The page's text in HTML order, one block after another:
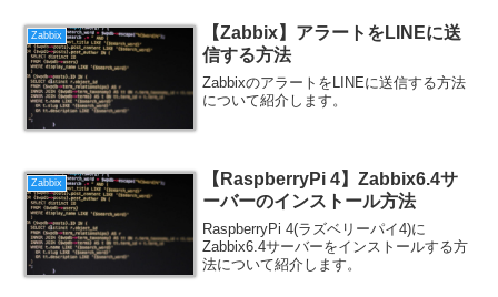
Zabbix
【Zabbix】アラートをLINEに送
信する方法
ZabbixのアラートをLINEに送信する方法
について紹介します。
Zabbix
【RaspberryPi 4】Zabbix6.4サ
ーバーのインストール方法
RaspberryPi 4(ラズベリーパイ4)に
Zabbix6.4サーバーをインストールする方
法について紹介します。